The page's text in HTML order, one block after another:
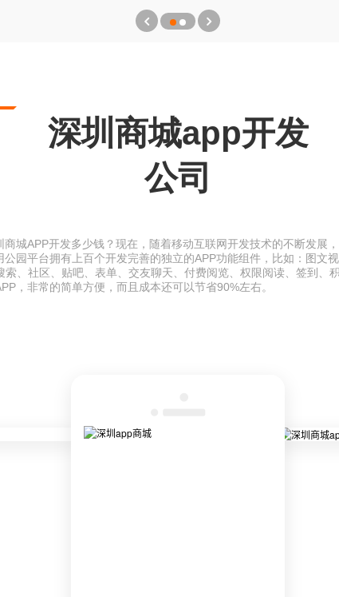
深圳商城app开发
公司
城APP开发多少钱？现在，随着移动互联网开发技术的不断发展
公园平台拥有上百个开发完善的独立的APP功能组件，比如：图文
、社区、贴吧、表单、交友聊天、付费阅览、权限阅读、签到、
，非常的简单方便，而且成本还可以节省90%左右。